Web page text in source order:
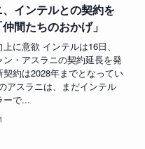
インテルとの契約を
間たちのおかげ」
に意欲 インテルは16日、
ン・アスラニの契約延長を発
契約は2028年までとなってい
アスラニは、まだインテル
ーで...